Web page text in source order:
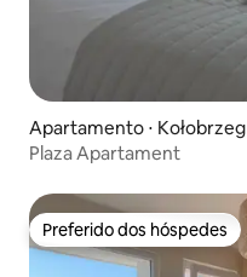
Apartamento ⋅ Kołobrzeg
Plaza Apartament
Preferido dos hóspedes
Preferido dos hóspedes